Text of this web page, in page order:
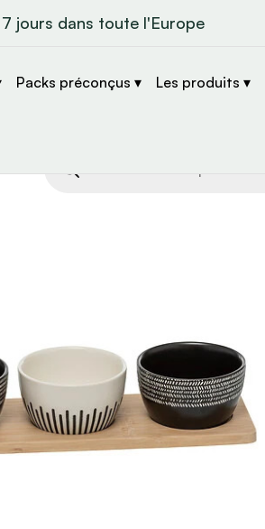
jours dans toute l'Europe
Packs préconçus ▾ Les produits ▾
de